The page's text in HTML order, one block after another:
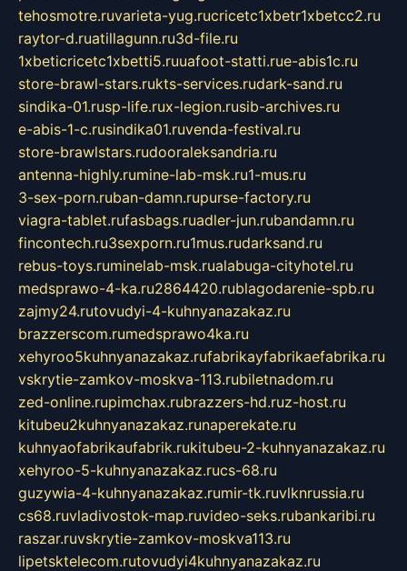
tehosmotre.ruvarieta-yug.rucricetc1xbetr1xbetcc2.ru
raytor-d.ruatillagunn.ru3d-file.ru
1xbeticricetc1xbetti5.ruuafoot-statti.rue-abis1c.ru
store-brawl-stars.rukts-services.rudark-sand.ru
sindika-01.rusp-life.rux-legion.rusib-archives.ru
e-abis-1-c.rusindika01.ruvenda-festival.ru
store-brawlstars.rudooraleksandria.ru
antenna-highly.rumine-lab-msk.ru1-mus.ru
3-sex-porn.ruban-damn.rupurse-factory.ru
viagra-tablet.rufasbags.ruadler-jun.rubandamn.ru
fincontech.ru3sexporn.ru1mus.rudarksand.ru
rebus-toys.ruminelab-msk.rualabuga-cityhotel.ru
medsprawo-4-ka.ru2864420.rublagodarenie-spb.ru
zajmy24.rutovudyi-4-kuhnyanazakaz.ru
brazzerscom.rumedsprawo4ka.ru
xehyroo5kuhnyanazakaz.rufabrikayfabrikaefabrika.ru
vskrytie-zamkov-moskva-113.rubiletnadom.ru
zed-online.rupimchax.rubrazzers-hd.ruz-host.ru
kitubeu2kuhnyanazakaz.runaperekate.ru
kuhnyaofabrikaufabrik.rukitubeu-2-kuhnyanazakaz.ru
xehyroo-5-kuhnyanazakaz.rucs-68.ru
guzywia-4-kuhnyanazakaz.rumir-tk.ruvlknrussia.ru
cs68.ruvladivostok-map.ruvideo-seks.rubankaribi.ru
raszar.ruvskrytie-zamkov-moskva113.ru
lipetsktelecom.rutovudyi4kuhnyanazakaz.ru